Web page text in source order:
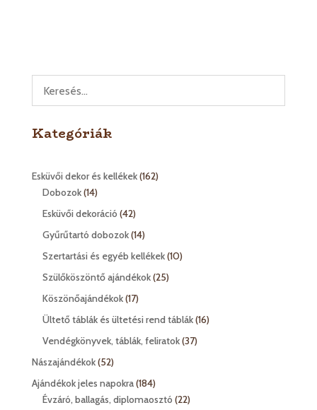
Kategóriák
Esküvői dekor és kellékek 162162
Dobozok 1414
termék
Esküvői dekoráció 4242
termék
Gyűrűtartó dobozok 1414
termék
Szertartási és egyéb kellékek 1010
Szülőköszöntő ajándékok 2525
Köszönőajándékok 1717
termék
Ültető táblák és ültetési rend táblák 1616
Vendégkönyvek, táblák, feliratok 3737
Nászajándékok 5252
termék
Ajándékok jeles napokra 184184
termék
Évzáró, ballagás, diplomaosztó 2222